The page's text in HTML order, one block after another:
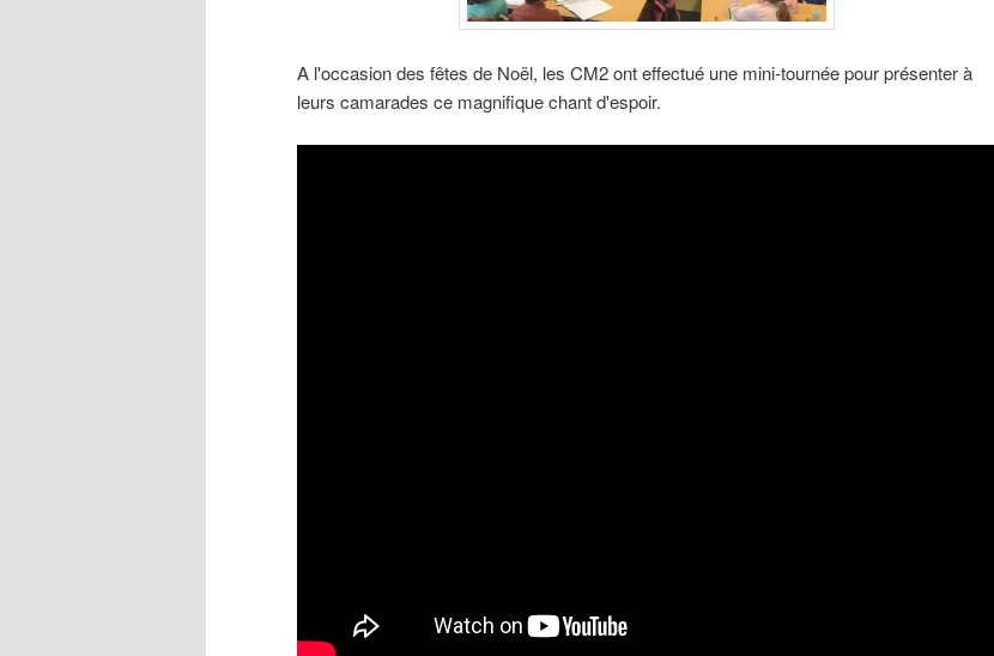
A l'occasion des fêtes de Noël, les CM2 ont effectué une mini-tournée pour présenter à
leurs camarades ce magnifique chant d'espoir.